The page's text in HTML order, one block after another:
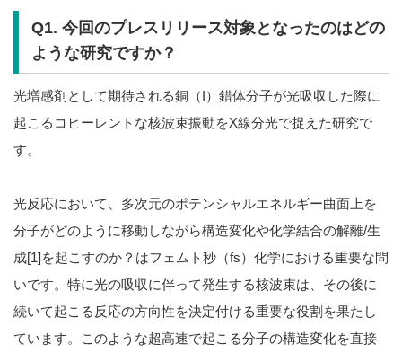
Q1. 今回のプレスリリース対象となったのはどの
ような研究ですか？
光増感剤として期待される銅（I）錯体分子が光吸収した際に
起こるコヒーレントな核波束振動をX線分光で捉えた研究で
す。
光反応において、多次元のポテンシャルエネルギー曲面上を
分子がどのように移動しながら構造変化や化学結合の解離/生
成[1]を起こすのか？はフェムト秒（fs）化学における重要な問
いです。特に光の吸収に伴って発生する核波束は、その後に
続いて起こる反応の方向性を決定付ける重要な役割を果たし
ています。このような超高速で起こる分子の構造変化を直接